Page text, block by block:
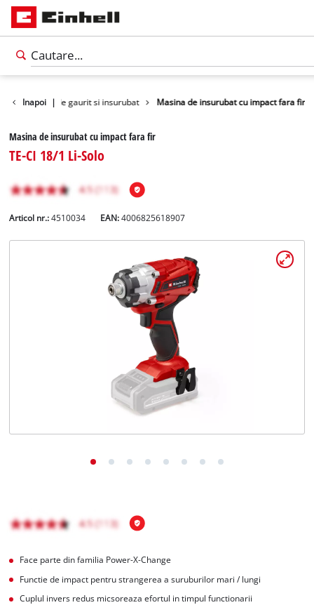
Inapoi |
Masini de gaurit si insurubat Masina de insurubat cu impact fara fir
Masina de insurubat cu impact fara fir
TE-CI 18/1 Li-Solo
Articol nr.: 4510034 EAN:4006825618907
Face parte din familia Power-X-Change
Functie de impact pentru strangerea a suruburilor mari / lungi
Cuplul invers redus micsoreaza efortul in timpul functionarii